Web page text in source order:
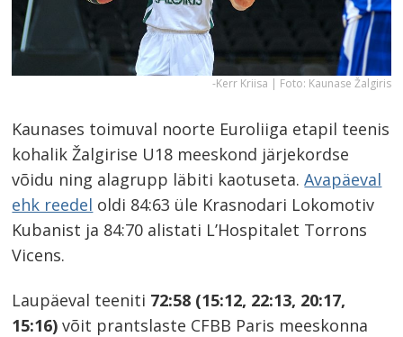
-Kerr Kriisa | Foto: Kaunase Žalgiris
Kaunases toimuval noorte Euroliiga etapil teenis
kohalik Žalgirise U18 meeskond järjekordse
võidu ning alagrupp läbiti kaotuseta.Avapäeval
ehk reedel oldi 84:63 üle Krasnodari Lokomotiv
Kubanist ja 84:70 alistati L’Hospitalet Torrons
Vicens.
Laupäeval teeniti 72:58 (15:12, 22:13, 20:17,
15:16) võit prantslaste CFBB Paris meeskonna